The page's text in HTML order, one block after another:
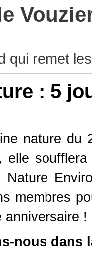
qui remet
: 5
nature
elle
Nature
membres
anniversaire !
nous dans